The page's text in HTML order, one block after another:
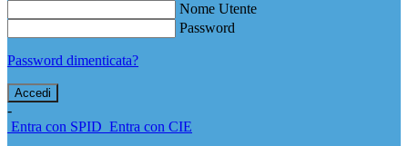
Nome Utente
Password
Password dimenticata?
-
Entra con SPID Entra con CIE